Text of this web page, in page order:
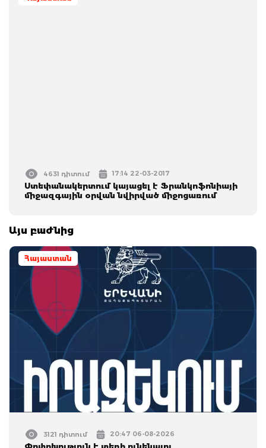
4631 դիտում 17:14 22-03-2017
Ստեփանակերտում կայացել է Ֆրանկոֆոնիայի
միջազգային օրվան նվիրված միջոցառում
Այս բաժնից
Հայաստան
3121 դիտում 20:47 06-08-2026
Փոփոխություն է տեղի ունենալու